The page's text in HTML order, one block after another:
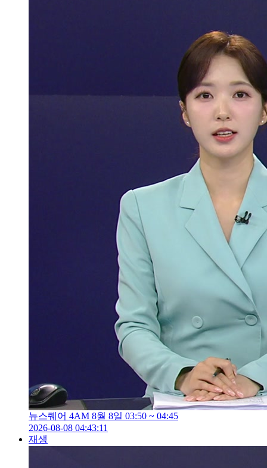
뉴스퀘어 4AM 8월 8일 03:50 ~ 04:45
2026-08-08 04:43:11
재생